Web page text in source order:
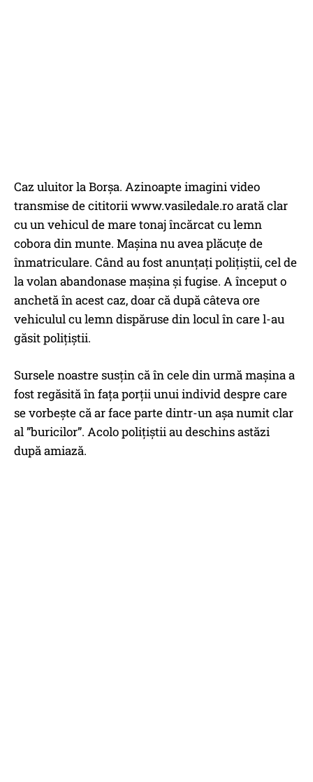
Caz uluitor la Borșa. Azinoapte imagini video
transmise de cititorii www.vasiledale.ro arată clar
cu un vehicul de mare tonaj încărcat cu lemn
cobora din munte. Mașina nu avea plăcuțe de
înmatriculare. Când au fost anunțați polițiștii, cel de
la volan abandonase mașina și fugise. A început o
anchetă în acest caz, doar că după câteva ore
vehiculul cu lemn dispăruse din locul în care l-au
găsit polițiștii.
Sursele noastre susțin că în cele din urmă mașina a
fost regăsită în fața porții unui individ despre care
se vorbește că ar face parte dintr-un așa numit clar
al ”buricilor”. Acolo polițiștii au deschins astăzi
după amiază.